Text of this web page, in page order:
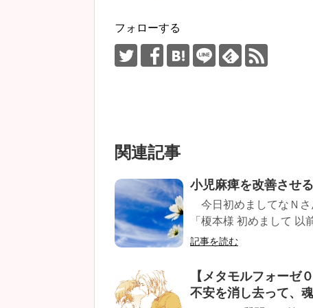
フォローする
関連記事
小児麻痺を改善させ
今日初めましてなＮさ
「榎本様 初めまして
記事を読む
【メタモルフォーゼ
不安を消し去って、